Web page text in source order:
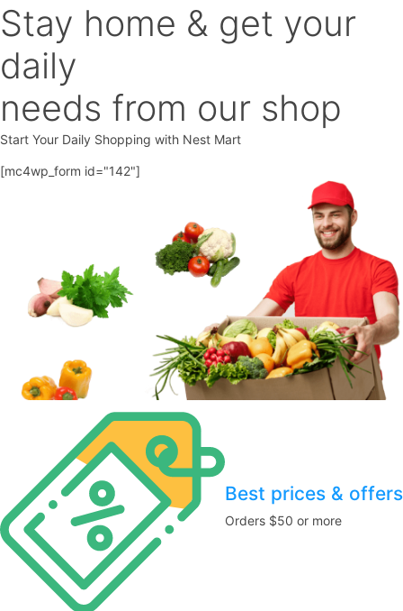
Stay home & get your
daily
needs from our shop
Start Your Daily Shopping with Nest Mart
[mc4wp_form id="142"]
Best prices & offers
Orders $50 or more